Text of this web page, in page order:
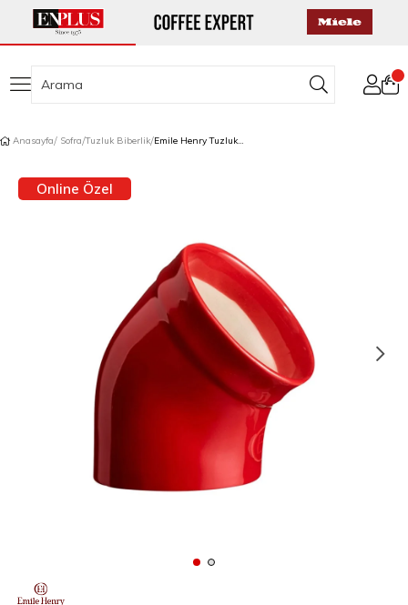
Anasayfa Sofra Tuzluk Biberlik Emile Henry Tuzluk Baharatlık Kırmızı/Burgundy
Online Özel